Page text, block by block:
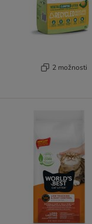
2 možnosti